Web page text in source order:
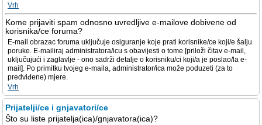
Vrh
Kome prijaviti spam odnosno uvredljive e-mailove dobivene od
korisnika/ce foruma?
E-mail obrazac foruma uključuje osiguranje koje prati korisnike/ce koji/e šalju
poruke. E-mailiraj administratora/icu s obavijesti o tome [priloži čitav e-mail,
uključujući i zaglavlje - ono sadrži detalje o korisniku/ci koji/a je poslao/la e-
mail]. Po primitku tvojeg e-maila, administrator/ica može poduzeti (za to
predviđene) mjere.
Vrh
Prijatelji/ce i gnjavatori/ce
Što su liste prijatelja(ica)/gnjavatora(ica)?